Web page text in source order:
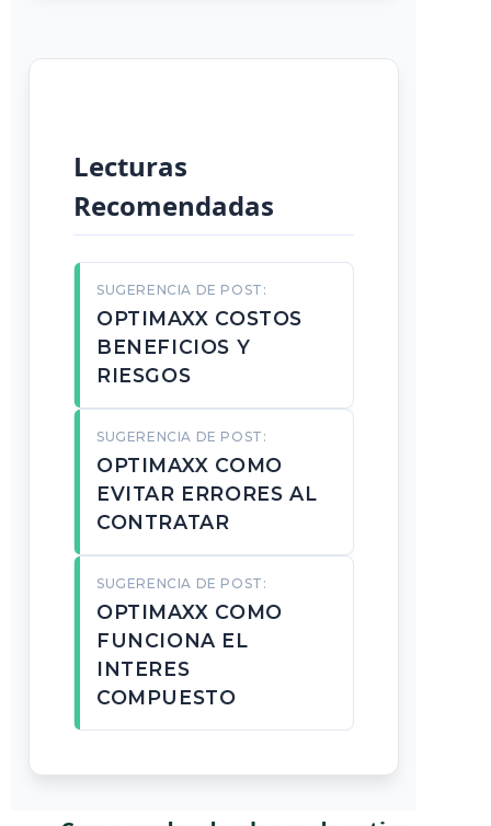
Lecturas
Recomendadas
SUGERENCIA DE POST:
OPTIMAXX COSTOS
BENEFICIOS Y
RIESGOS
SUGERENCIA DE POST:
OPTIMAXX COMO
EVITAR ERRORES AL
CONTRATAR
SUGERENCIA DE POST:
OPTIMAXX COMO
FUNCIONA EL
INTERES
COMPUESTO